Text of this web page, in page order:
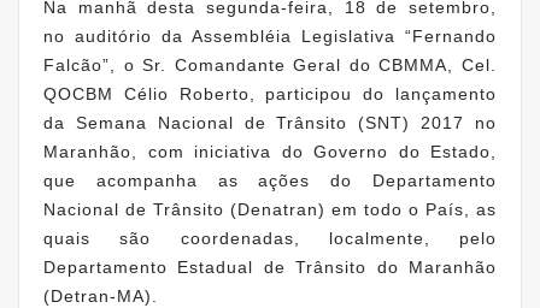
Na manhã desta segunda-feira, 18 de setembro,
no auditório da Assembléia Legislativa “Fernando
Falcão”, o Sr. Comandante Geral do CBMMA, Cel.
QOCBM Célio Roberto, participou do lançamento
da Semana Nacional de Trânsito (SNT) 2017 no
Maranhão, com iniciativa do Governo do Estado,
que acompanha as ações do Departamento
Nacional de Trânsito (Denatran) em todo o País, as
quais são coordenadas, localmente, pelo
Departamento Estadual de Trânsito do Maranhão
(Detran-MA).